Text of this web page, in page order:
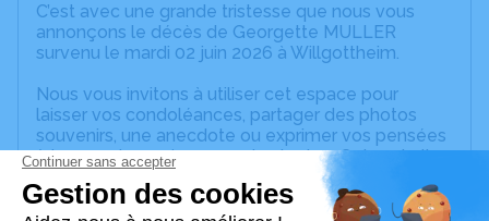
C’est avec une grande tristesse que nous vous
annonçons le décès de Georgette MULLER
survenu le mardi 02 juin 2026 à Willgottheim.
Nous vous invitons à utiliser cet espace pour
laisser vos condoléances, partager des photos
souvenirs, une anecdote ou exprimer vos pensées
à travers des poèmes ou des textes. Cet endroit
est un lieu d'expression dédié à honorer la
mémoire de Georgette MULLER.